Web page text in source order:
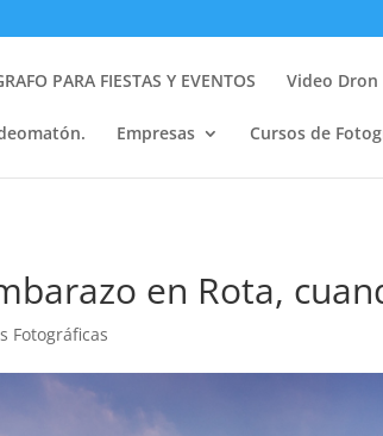
PARA FIESTAS Y EVENTOS Video Dron
Empresas Cursos de
en Rota,
Fotográficas